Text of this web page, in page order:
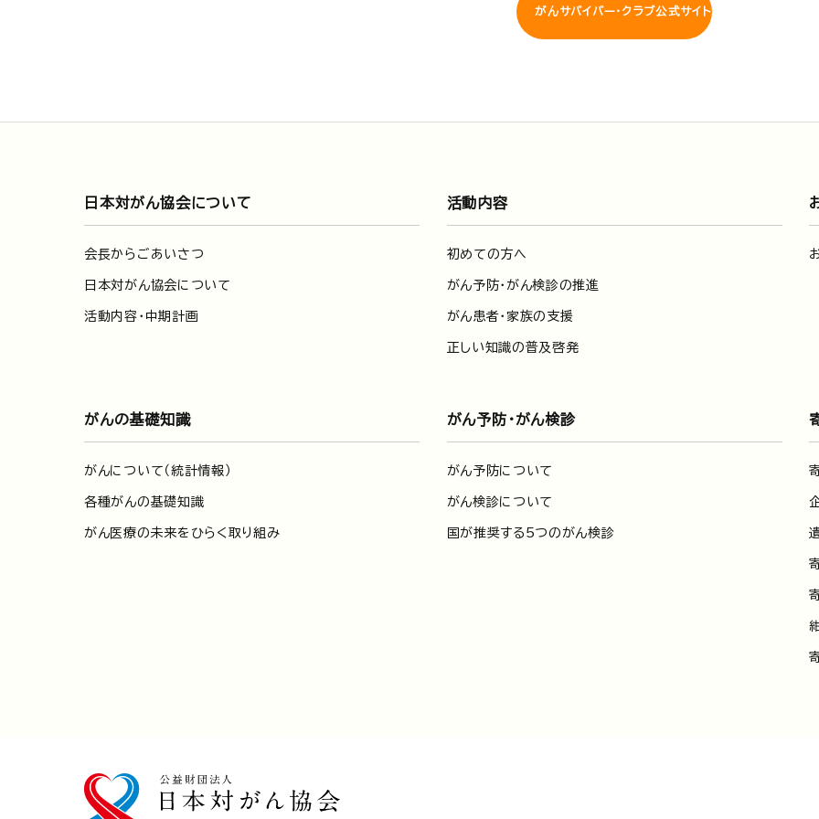
がんサバイバー・クラブ公式サイト
日本対がん協会について
会長からごあいさつ
日本対がん協会について
活動内容・中期計画
活動内容
初めての方へ
がん予防・がん検診の推進
がん患者・家族の支援
正しい知識の普及啓発
がんの基礎知識
がんについて（統計情報）
各種がんの基礎知識
がん医療の未来をひらく取り組み
がん予防・がん検診
がん予防について
がん検診について
国が推奨する5つのがん検診